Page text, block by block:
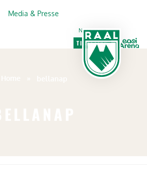
Media & Presse
Newsletter
TICKETING
VIP
FAN SHOP